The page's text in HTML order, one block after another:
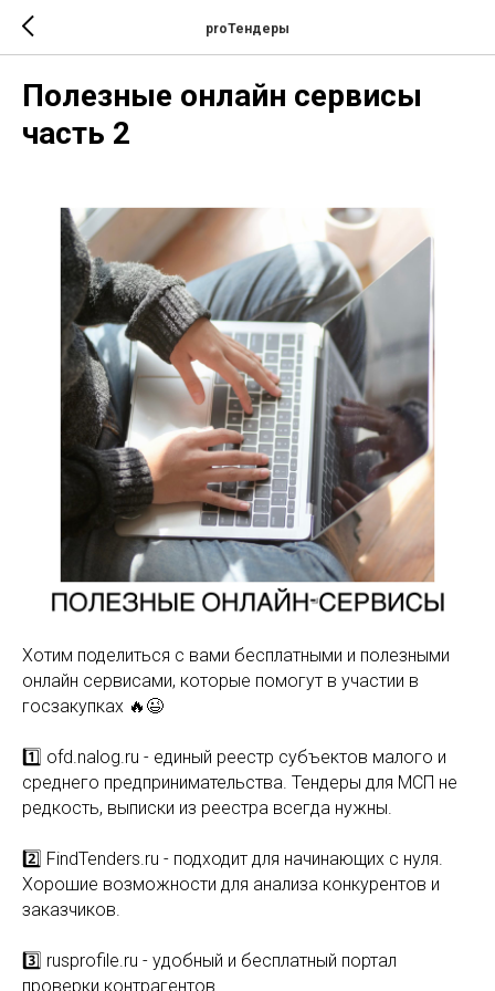
proТендеры
Полезные онлайн сервисы
часть 2
Хотим поделиться с вами бесплатными и полезными
онлайн сервисами, которые помогут в участии в
госзакупках 🔥😉
1️⃣ ofd.nalog.ru - единый реестр субъектов малого и
среднего предпринимательства. Тендеры для МСП не
редкость, выписки из реестра всегда нужны.
2️⃣ FindTenders.ru - подходит для начинающих с нуля.
Хорошие возможности для анализа конкурентов и
заказчиков.
3️⃣ rusprofile.ru - удобный и бесплатный портал
проверки контрагентов.